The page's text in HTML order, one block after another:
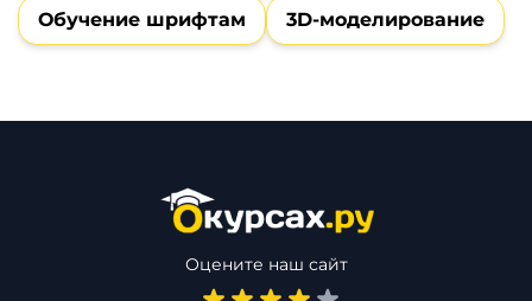
Обучение шрифтам 3D-моделирование
Оцените наш сайт